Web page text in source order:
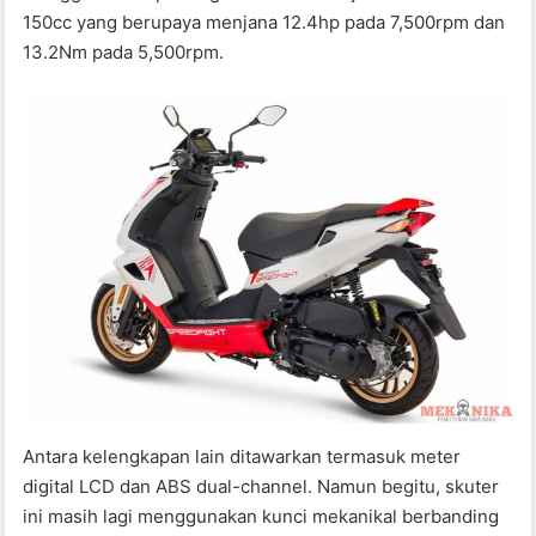
150cc yang berupaya menjana 12.4hp pada 7,500rpm dan
13.2Nm pada 5,500rpm.
Antara kelengkapan lain ditawarkan termasuk meter
digital LCD dan ABS dual-channel. Namun begitu, skuter
ini masih lagi menggunakan kunci mekanikal berbanding